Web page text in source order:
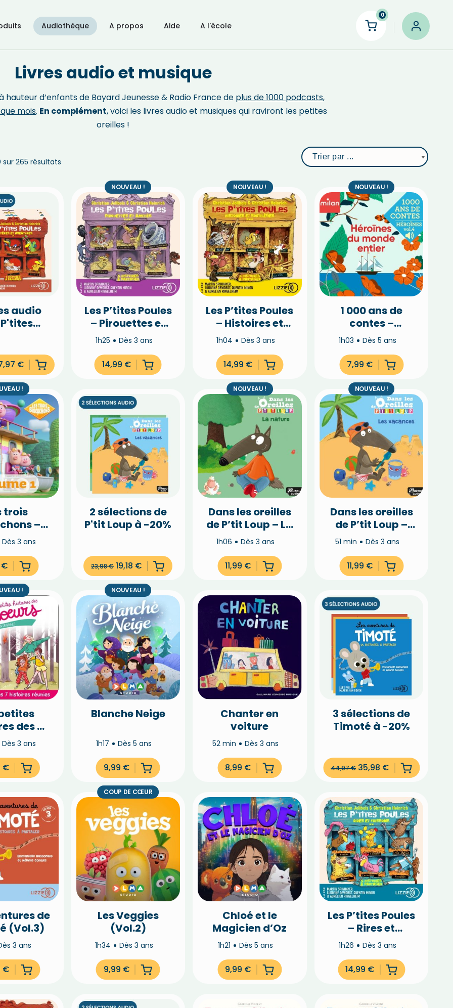
Audiothèque A propos Aide A l'école
0
Livres audio et musique
hauteur d’enfants de Bayard Jeunesse & Radio France de plus de 1000 podcasts,
mois. En complément, voici les livres audio et musiques qui raviront les petites
oreilles !
265 résultats
audio
€
NOUVEAU !
Les P’tites Poules
– Pirouettes et
amitiés (Vol.4)
1h25 Dès 3 ans
14,99 €
NOUVEAU !
Les P’tites Poules
– Histoires et
sortilèges
1h04 Dès 3 ans
14,99 €
NOUVEAU !
1 000 ans de
contes –
Héroïnes du
(Vol.4)
1h03 Dès 5 ans
7,99 €
!
trois
–
1
Dès 3 ans
€
2 sélections de
P'tit Loup à -20%
23,98€ 19,18 €
NOUVEAU !
Dans les oreilles
de P’tit Loup – La
nature
1h06 Dès 3 ans
11,99 €
NOUVEAU !
Dans les oreilles
de P’tit Loup –
Les vacances
51 min Dès 3 ans
11,99 €
!
des 4
Dès 3 ans
€
NOUVEAU !
Blanche Neige
1h17 Dès 5 ans
9,99 €
Chanter en
voiture
52 min Dès 3 ans
8,99 €
3 sélections de
Timoté à -20%
44,97€ 35,98 €
de
(Vol.3)
3 ans
€
COUP DE CŒUR
Les Veggies
(Vol.2)
1h34 Dès 3 ans
9,99 €
Chloé et le
Magicien d’Oz
1h21 Dès 5 ans
9,99 €
Les P’tites Poules
– Rires et
frissons (Vol.2)
1h26 Dès 3 ans
14,99 €